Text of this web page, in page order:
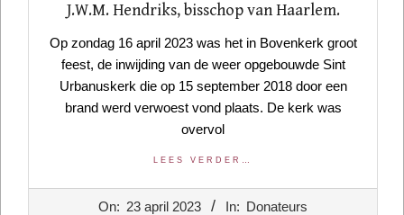
J.W.M. Hendriks, bisschop van Haarlem.
Op zondag 16 april 2023 was het in Bovenkerk groot
feest, de inwijding van de weer opgebouwde Sint
Urbanuskerk die op 15 september 2018 door een
brand werd verwoest vond plaats. De kerk was
overvol
LEES VERDER…
On: 23 april 2023 In: Donateurs